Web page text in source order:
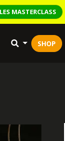
MASTERCLASS
SHOP